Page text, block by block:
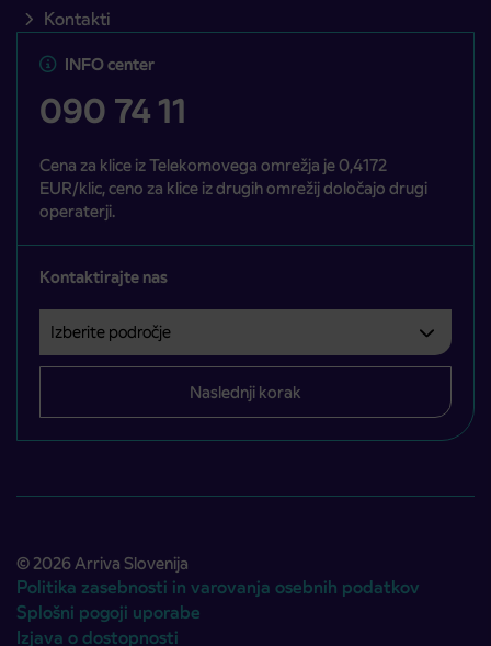
Kontakti
INFO center
090 74 11
Cena za klice iz Telekomovega omrežja je 0,4172
EUR/klic, ceno za klice iz drugih omrežij določajo drugi
operaterji.
Kontaktirajte nas
Izberite področje
Področje je obvezno izbrati.
Naslednji korak
© 2026 Arriva Slovenija
Politika zasebnosti in varovanja osebnih podatkov
Splošni pogoji uporabe
Izjava o dostopnosti